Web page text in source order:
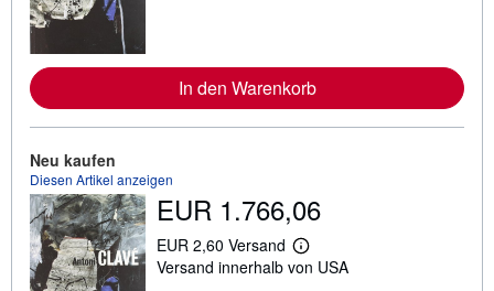
I
n
i
o
e
n
In den Warenkorb
Neu kaufen
Diesen Artikel anzeigen
EUR 1.766,06
EUR 2,60 Versand
W
e
Versand innerhalb von USA